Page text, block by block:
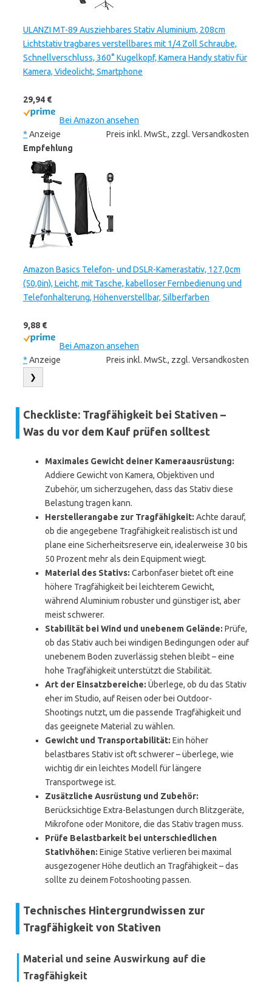
ULANZI MT-89 Ausziehbares Stativ Aluminium, 208cm
Lichtstativ tragbares verstellbares mit 1/4 Zoll Schraube,
Schnellverschluss, 360° Kugelkopf, Kamera Handy stativ für
Kamera, Videolicht, Smartphone
29,94 €
Bei Amazon ansehen
* Anzeige
Preis inkl. MwSt., zzgl. Versandkosten
Empfehlung
Amazon Basics Telefon- und DSLR-Kamerastativ, 127,0cm
(50,0in), Leicht, mit Tasche, kabelloser Fernbedienung und
Telefonhalterung, Höhenverstellbar, Silberfarben
9,88 €
Bei Amazon ansehen
* Anzeige Preis inkl. MwSt., zzgl. Versandkosten
❯
Checkliste: Tragfähigkeit bei Stativen –
Was du vor dem Kauf prüfen solltest
Maximales Gewicht deiner Kameraausrüstung:
Addiere Gewicht von Kamera, Objektiven und
Zubehör, um sicherzugehen, dass das Stativ diese
Belastung tragen kann.
Herstellerangabe zur Tragfähigkeit: Achte darauf,
ob die angegebene Tragfähigkeit realistisch ist und
plane eine Sicherheitsreserve ein, idealerweise 30 bis
50 Prozent mehr als dein Equipment wiegt.
Material des Stativs: Carbonfaser bietet oft eine
höhere Tragfähigkeit bei leichterem Gewicht,
während Aluminium robuster und günstiger ist, aber
meist schwerer.
Stabilität bei Wind und unebenem Gelände: Prüfe,
ob das Stativ auch bei windigen Bedingungen oder auf
unebenem Boden zuverlässig stehen bleibt – eine
hohe Tragfähigkeit unterstützt die Stabilität.
Art der Einsatzbereiche: Überlege, ob du das Stativ
eher im Studio, auf Reisen oder bei Outdoor-
Shootings nutzt, um die passende Tragfähigkeit und
das geeignete Material zu wählen.
Gewicht und Transportabilität: Ein höher
belastbares Stativ ist oft schwerer – überlege, wie
wichtig dir ein leichtes Modell für längere
Transportwege ist.
Zusätzliche Ausrüstung und Zubehör:
Berücksichtige Extra-Belastungen durch Blitzgeräte,
Mikrofone oder Monitore, die das Stativ tragen muss.
Prüfe Belastbarkeit bei unterschiedlichen
Stativhöhen: Einige Stative verlieren bei maximal
ausgezogener Höhe deutlich an Tragfähigkeit – das
sollte zu deinem Fotoshooting passen.
Technisches Hintergrundwissen zur
Tragfähigkeit von Stativen
Material und seine Auswirkung auf die
Tragfähigkeit